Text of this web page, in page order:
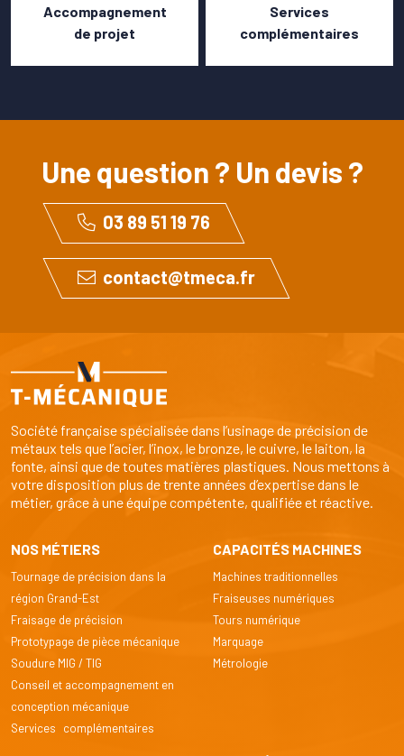
Accompagnement
de projet
Services
complémentaires
Société française spécialisée dans l’usinage de précision de
métaux tels que l’acier, l’inox, le bronze, le cuivre, le laiton, la
fonte, ainsi que de toutes matières plastiques. Nous mettons à
votre disposition plus de trente années d’expertise dans le
métier, grâce à une équipe compétente, qualifiée et réactive.
Une question ? Un devis ?
03 89 51 19 76
contact@tmeca.fr
NOS MÉTIERS
Tournage de précision dans la
région Grand-Est
Fraisage de précision
Prototypage de pièce mécanique
Soudure MIG / TIG
Conseil et accompagnement en
conception mécanique
Services complémentaires
CAPACITÉS MACHINES
Machines traditionnelles
Fraiseuses numériques
Tours numérique
Marquage
Métrologie